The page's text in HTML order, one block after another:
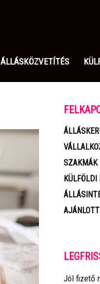
ÁLLÁSKÖZVETÍTÉS
SZAKMÁK
KÜLFÖLDI
Jól fizető